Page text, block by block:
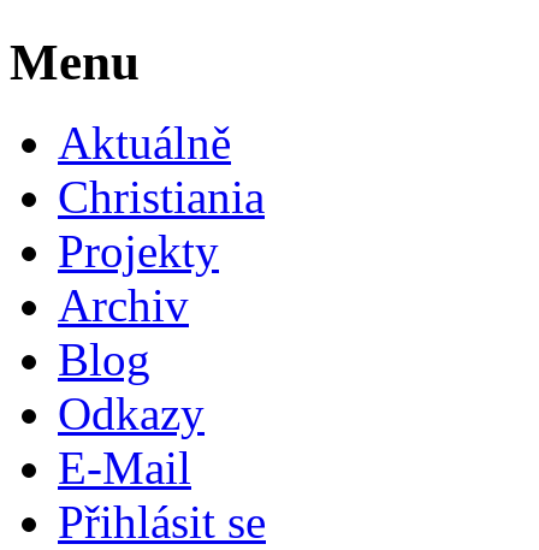
Menu
Aktuálně
Christiania
Projekty
Archiv
Blog
Odkazy
E-Mail
Přihlásit se